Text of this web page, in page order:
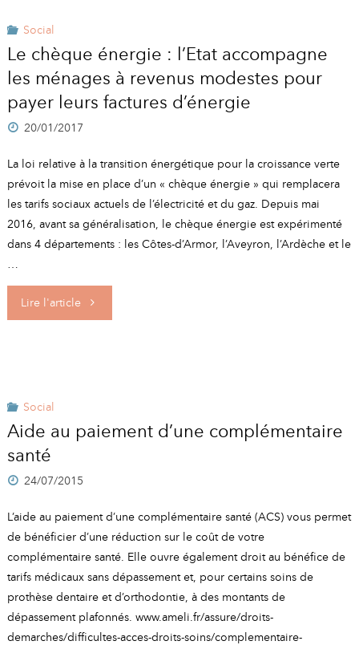
l’Office
National
des
Anciens
Combattants
et
de
Social
Le chèque énergie : l’Etat accompagne
les ménages à revenus modestes pour
payer leurs factures d’énergie
20/01/2017
La loi relative à la transition énergétique pour la croissance verte
prévoit la mise en place d’un « chèque énergie » qui remplacera
les tarifs sociaux actuels de l’électricité et du gaz. Depuis mai
2016, avant sa généralisation, le chèque énergie est expérimenté
dans 4 départements : les Côtes-d’Armor, l’Aveyron, l’Ardèche et le
…
Lire l'article"Le
accompagne
les
ménages
à
revenus
modestes
Social
Aide au paiement d’une complémentaire
santé
24/07/2015
L’aide au paiement d’une complémentaire santé (ACS) vous permet
de bénéficier d’une réduction sur le coût de votre
complémentaire santé. Elle ouvre également droit au bénéfice de
tarifs médicaux sans dépassement et, pour certains soins de
prothèse dentaire et d’orthodontie, à des montants de
dépassement plafonnés. www.ameli.fr/assure/droits-
demarches/difficultes-acces-droits-soins/complementaire-